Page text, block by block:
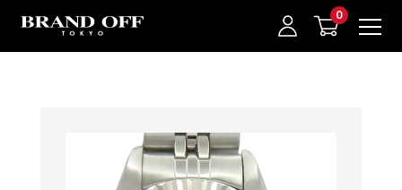
中古名牌業界No.1的BRAND OFF。BRAND OFF官網購物/h1>
登入/註冊